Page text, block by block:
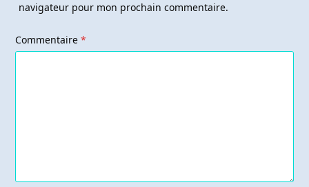
navigateur pour mon prochain commentaire.
Commentaire*